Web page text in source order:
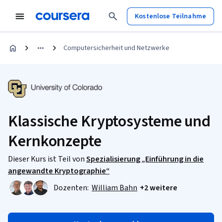
Kostenlose Teilnahme
Computersicherheit und Netzwerke
Klassische Kryptosysteme und
Kernkonzepte
Dieser Kurs ist Teil vonSpezialisierung „Einführung in die
angewandte Kryptographie“
Dozenten: William Bahn +2 weitere